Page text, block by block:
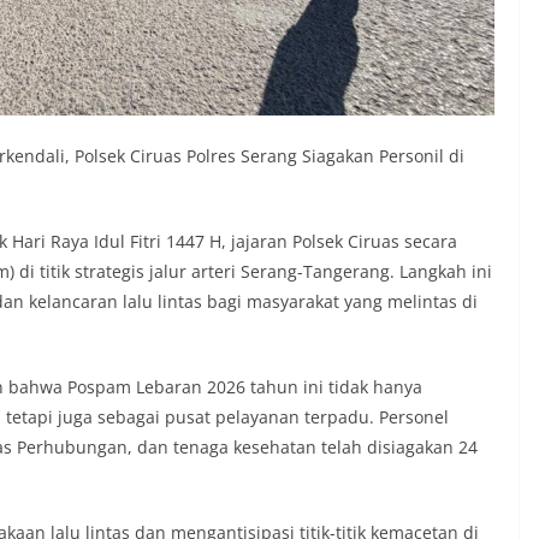
Polsek Ciruas Polres Serang Siagakan Personil di
Hari Raya Idul Fitri 1447 H, jajaran Polsek Ciruas secara
di titik strategis jalur arteri Serang-Tangerang. Langkah ini
kelancaran lalu lintas bagi masyarakat yang melintas di
Pospam Lebaran 2026 tahun ini tidak hanya
juga sebagai pusat pelayanan terpadu. Personel
Perhubungan, dan tenaga kesehatan telah disiagakan 24
lalu lintas dan mengantisipasi titik-titik kemacetan di